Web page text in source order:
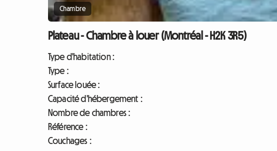
Chambre
Plateau - Chambre à louer (Montréal - H2K 3R5)
Type d'habitation :
Type :
Surface louée :
Capacité d'hébergement :
Nombre de chambres :
Référence :
Couchages :